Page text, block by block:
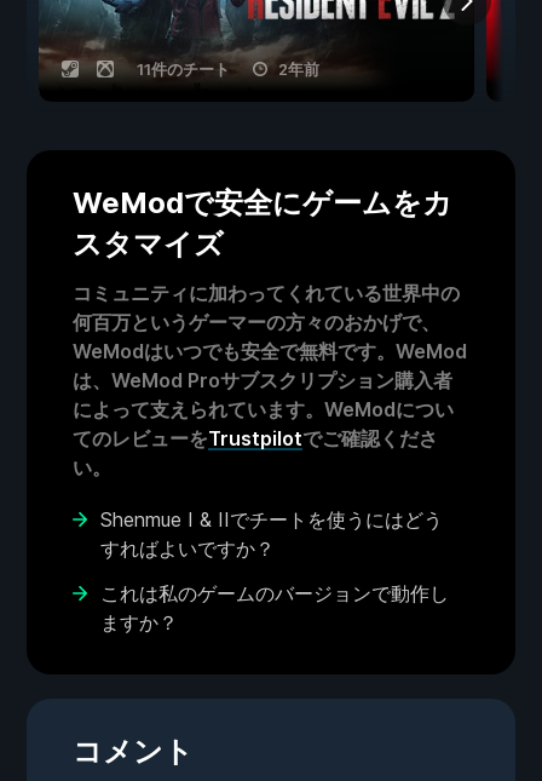
11件のチート 2年前
WeModで安全にゲームをカ
スタマイズ
コミュニティに加わってくれている世界中の
何百万というゲーマーの方々のおかげで、
WeModはいつでも安全で無料です。WeMod
は、WeMod Proサブスクリプション購入者
によって支えられています。WeModについ
てのレビューをTrustpilotでご確認くださ
い。
Shenmue I & IIでチートを使うにはどう
すればよいですか？
これは私のゲームのバージョンで動作し
ますか？
コメント